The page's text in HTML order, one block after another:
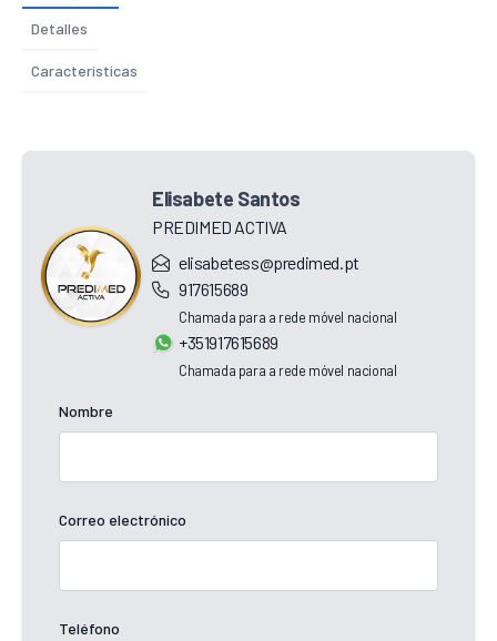
Detalles
Características
Elisabete Santos
PREDIMED ACTIVA
elisabetess@predimed.pt
917615689
Chamada para a rede móvel nacional
+351917615689
Chamada para a rede móvel nacional
Nombre
Correo electrónico
Teléfono